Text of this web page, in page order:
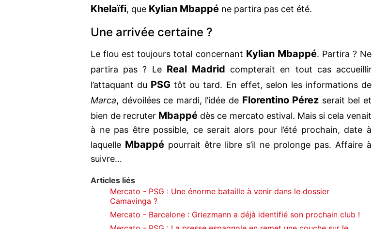
Khelaïfi, que Kylian Mbappé ne partira pas cet été.
Une arrivée certaine ?
Le flou est toujours total concernant Kylian Mbappé. Partira ? Ne
partira pas ? Le Real Madrid compterait en tout cas accueillir
l’attaquant du PSG tôt ou tard. En effet, selon les informations de
Marca, dévoilées ce mardi, l’idée de Florentino Pérez serait bel et
bien de recruter Mbappé dès ce mercato estival. Mais si cela venait
à ne pas être possible, ce serait alors pour l’été prochain, date à
laquelle Mbappé pourrait être libre s’il ne prolonge pas. Affaire à
suivre…
Articles liés
Mercato - PSG : Une énorme bataille à venir dans le dossier
Camavinga ?
Mercato - Barcelone : Griezmann a déjà identifié son prochain club !